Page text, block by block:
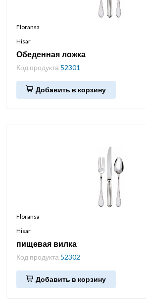
Floransa
Hisar
Обеденная ложка
Код продукта 52301
Добавить в корзину
Floransa
Hisar
пищевая вилка
Код продукта 52302
Добавить в корзину